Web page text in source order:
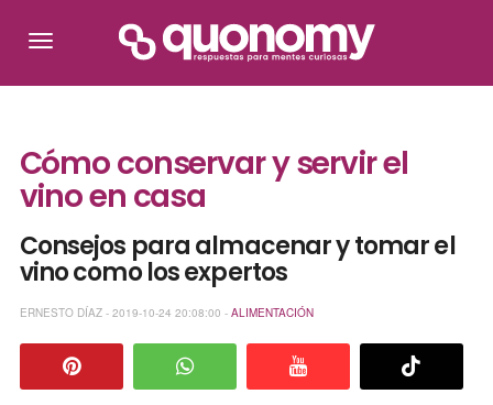
Cómo conservar y servir el
vino en casa
Consejos para almacenar y tomar el
vino como los expertos
ERNESTO DÍAZ - 2019-10-24 20:08:00 - ALIMENTACIÓN